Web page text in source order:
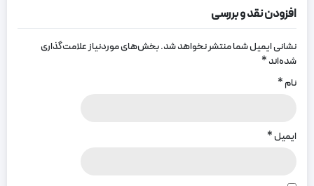
افزودن نقد و بررسی
نشانی ایمیل شما منتشر نخواهد شد.بخش‌های موردنیاز علامت‌گذاری
شده‌اند*
نام*
ایمیل*